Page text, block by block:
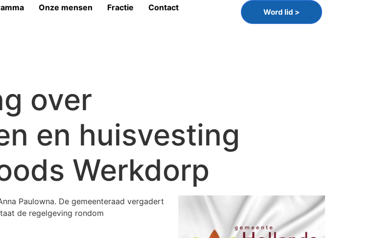
Onze mensen Fractie Contact Word lid >
over
en huisvesting
Werkdorp
Paulowna. De gemeenteraad vergadert
de regelgeving rondom